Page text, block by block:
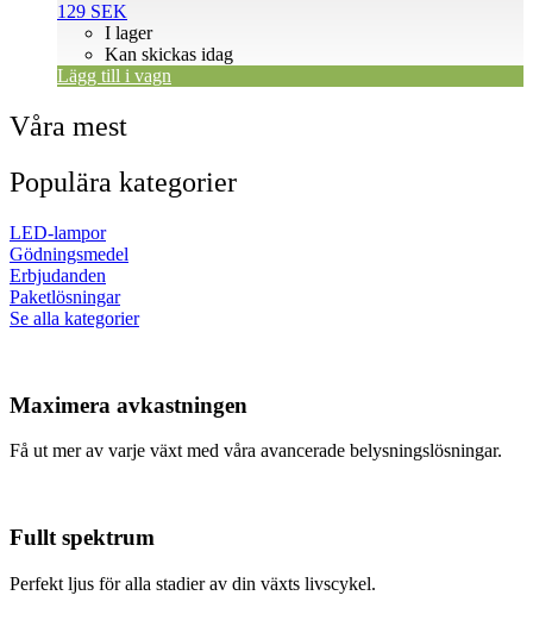
129 SEK
I lager
Kan skickas idag
Lägg till i vagn
Våra mest
Populära kategorier
LED-lampor
Gödningsmedel
Erbjudanden
Paketlösningar
Se alla kategorier
Maximera avkastningen
Få ut mer av varje växt med våra avancerade belysningslösningar.
Fullt spektrum
Perfekt ljus för alla stadier av din växts livscykel.